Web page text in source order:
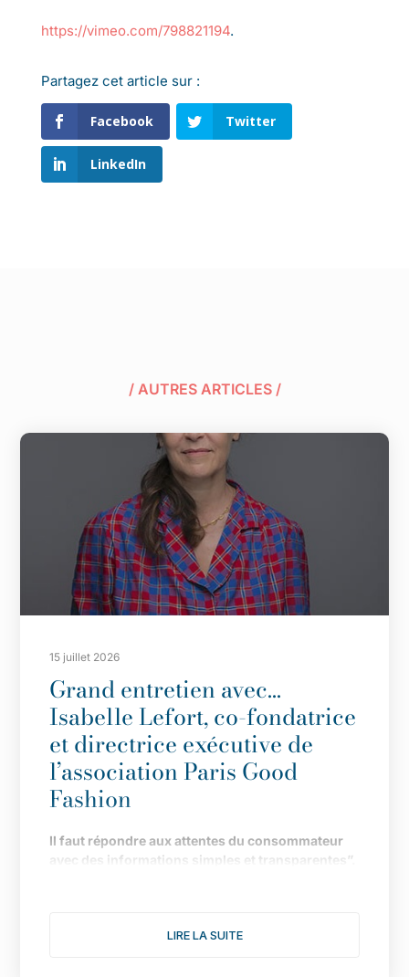
https://vimeo.com/798821194.
Partagez cet article sur :
Facebook Twitter
LinkedIn
/ AUTRES ARTICLES /
15 juillet 2026
Grand entretien avec…
Isabelle Lefort, co-fondatrice
et directrice exécutive de
l’association Paris Good
Fashion
Il faut répondre aux attentes du consommateur
avec des informations simples et transparentes”.
actions pour donner une nouvelle dimension à
LIRE LA SUITE